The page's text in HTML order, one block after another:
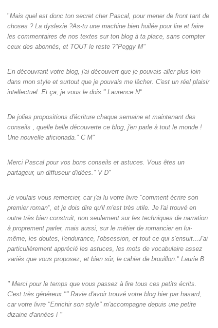
"Mais quel est donc ton secret cher Pascal, pour mener de front tant de
choses ? La dyslexie ?As-tu une machine bien huilée pour lire et faire
les commentaires de nos textes sur ton blog à ta place, sans compter
ceux des abonnés, et TOUT le reste ?"Peggy M"
En découvrant votre blog, j'ai découvert que je pouvais aller plus loin
dans mon style et surtout que je pouvais me lâcher. C'est un réel plaisir
intellectuel. Et ça, je vous le dois." Laurence N"
De jolies propositions d'écriture chaque semaine et maintenant des
conseils , quelle belle découverte ce blog, j'en parle à tout le monde !
Une nouvelle aficionada." C M"
Merci Pascal pour vos bons conseils et astuces. Vous êtes un
partageur, un diffuseur d'idées." V D"
Je voulais vous remercier, car j'ai lu votre livre "comment écrire son
premier roman", et je dois dire qu'il m'est très utile. Je l'ai trouvé en
outre très bien construit, non seulement sur les techniques de narration
à proprement parler, mais aussi, sur le métier de romancier en lui-
même, les doutes, l'endurance, l'obsession, et tout ce qui s'ensuit...J'ai
particulièrement apprécié les astuces, les mots de vocabulaire assez
variés que vous proposez, et bien sûr, le cahier de brouillon." Laurie B
" Merci pour le temps que vous passez à lire tous ces petits écrits.
C'est très généreux."" Ravie d'avoir trouvé votre blog hier par hasard,
car votre livre "Enrichir son style" m'accompagne depuis une petite
dizaine d'années ! "